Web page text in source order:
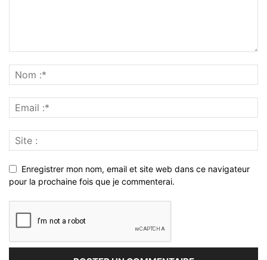
Enregistrer mon nom, email et site web dans ce navigateur
pour la prochaine fois que je commenterai.